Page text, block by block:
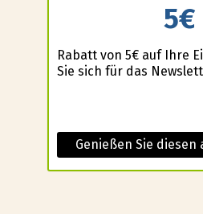
5€
Rabatt von 5€ auf Ihre
Sie sich für das
Genießen Sie